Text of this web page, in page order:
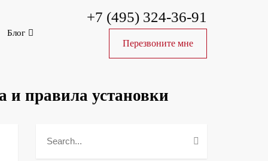
Блог
+7 (495) 324-36-91
Перезвоните мне
и правила установки